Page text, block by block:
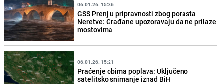
06.01.26. 15:36
GSS Prenj u pripravnosti zbog porasta
Neretve: Građane upozoravaju da ne prilaze
mostovima
06.01.26. 15:21
Praćenje obima poplava: Uključeno
satelitsko snimanje iznad BiH